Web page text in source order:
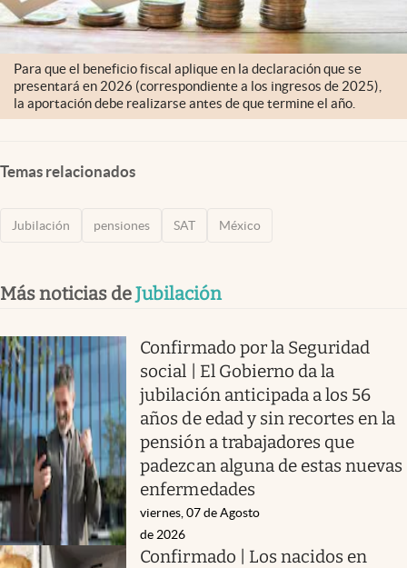
Para que el beneficio fiscal aplique en la declaración que se
presentará en 2026 (correspondiente a los ingresos de 2025),
la aportación debe realizarse antes de que termine el año.
Temas relacionados
Jubilación pensiones SAT México
Más noticias deJubilación
Confirmado por la Seguridad
social | El Gobierno da la
jubilación anticipada a los 56
años de edad y sin recortes en la
pensión a trabajadores que
padezcan alguna de estas nuevas
enfermedades
viernes, 07 de Agosto
de 2026
Confirmado | Los nacidos en